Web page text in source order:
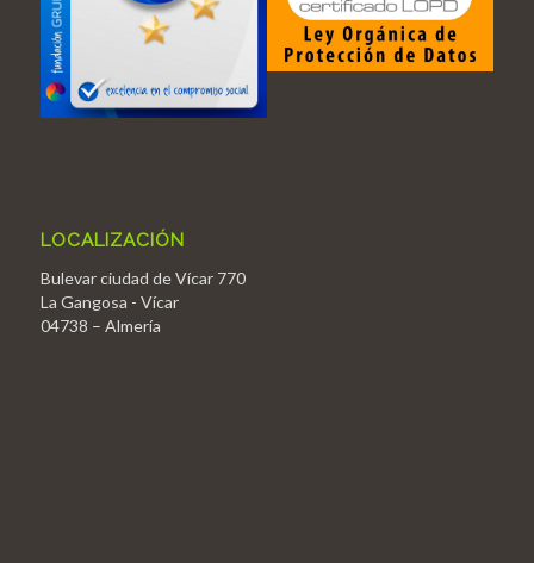
LOCALIZACIÓN
Bulevar ciudad de Vícar 770
La Gangosa - Vícar
04738 – Almería